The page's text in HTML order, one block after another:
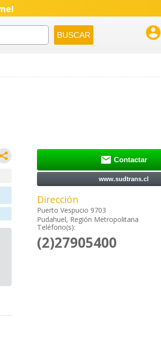

 Contactar
www.sudtrans.cl
Dirección
Puerto Vespucio 9703
Pudahuel, Región Metropolitana
Teléfono(s):
(2)27905400